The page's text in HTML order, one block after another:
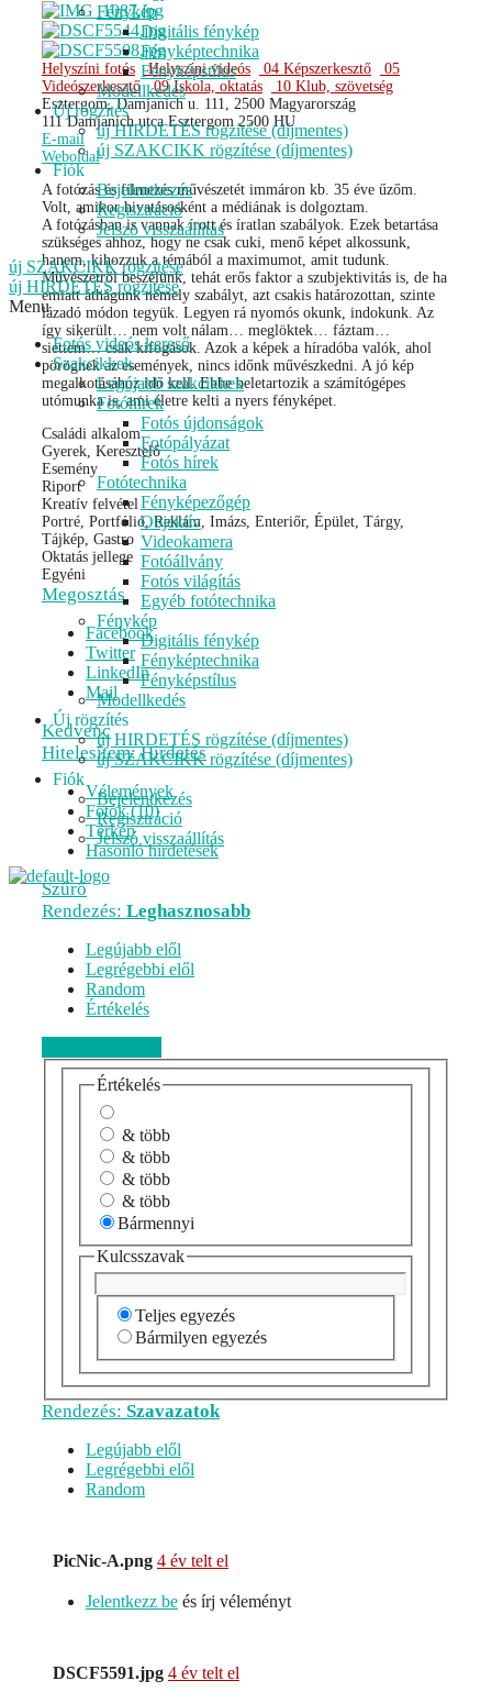
Fénykép
Digitális fénykép
Fényképtechnika
Fényképstílus
Modellkedés
Új rögzítés
új HIRDETÉS rögzítése (díjmentes)
új SZAKCIKK rögzítése (díjmentes)
Fiók
Bejelentkezés
Regisztráció
Jelszó visszaállítás
új SZAKCIKK rögzítése
új HIRDETÉS rögzítése
Menu
Fotós videós kereső
Szakcikkek
Legújabb szakcikkek
Fotóhírek
Fotós újdonságok
Fotópályázat
Fotós hírek
Fotótechnika
Fényképezőgép
Objektív
Videokamera
Fotóállvány
Fotós világítás
Egyéb fotótechnika
Fénykép
Digitális fénykép
Fényképtechnika
Fényképstílus
Modellkedés
Új rögzítés
új HIRDETÉS rögzítése (díjmentes)
új SZAKCIKK rögzítése (díjmentes)
Fiók
Bejelentkezés
Regisztráció
Jelszó visszaállítás
Helyszíni fotós Helyszíni videós 04 Képszerkesztő
05
Videószerkesztő 09 Iskola, oktatás
10 Klub, szövetség
Esztergom, Damjanich u. 111, 2500 Magyarország
111 Damjanich utca Esztergom 2500 HU
E-mail
Weboldal
A fotózás és filmezés művészetét immáron kb. 35 éve űzőm.
Volt, amikor hivatásosként a médiának is dolgoztam.
A fotózásban is vannak írott és íratlan szabályok. Ezek betartása
szükséges ahhoz, hogy ne csak cuki, menő képet alkossunk,
hanem, kihozzuk a témából a maximumot, amit tudunk.
Művészetről beszélünk, tehát erős faktor a szubjektivitás is, de ha
emiatt áthágunk némely szabályt, azt csakis határozottan, szinte
lázadó módon tegyük. Legyen rá nyomós okunk, indokunk. Az
így sikerült… nem volt nálam… meglöktek… fáztam…
siettem… csak kifogások. Azok a képek a híradóba valók, ahol
pörögnek az események, nincs időnk művészkedni. A jó kép
megalkotásához idő kell. Ebbe beletartozik a számítógépes
utómunka is, ami életre kelti a nyers fényképet.
Családi alkalom
Gyerek, Keresztelő
Esemény
Riport
Kreatív felvétel
Portré, Portfólió, Reklám, Imázs, Enteriőr, Épület, Tárgy,
Tájkép, Gastro
Oktatás jellege
Egyéni
Megosztás
Facebook
Twitter
LinkedIn
Mail
Kedvenc
Hitelesítem: Hirdetés
Vélemények
Fotók (10)
Térkép
Hasonló hirdetések
Szűrő
Rendezés: Leghasznosabb
Legújabb elől
Legrégebbi elől
Random
Értékelés
Értékelés
& több
& több
& több
& több
Bármennyi
Kulcsszavak
Teljes egyezés
Bármilyen egyezés
Rendezés: Szavazatok
Legújabb elől
Legrégebbi elől
Random
PicNic-A.png 4 év telt el
Jelentkezz be és írj véleményt
DSCF5591.jpg 4 év telt el